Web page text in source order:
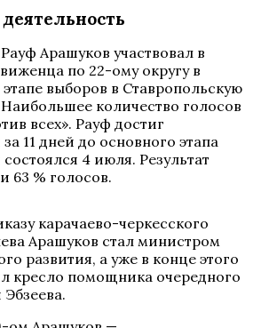
Арашуков участвовал в
по 22-ому округу в
выборов в Ставропольскую
количество голосов
всех». Рауф достиг
11 дней до основного этапа
4 июля. Результат
63 % голосов.
карачаево-черкесского
Арашуков стал министром
развития, а уже в конце этого
кресло помощника очередного